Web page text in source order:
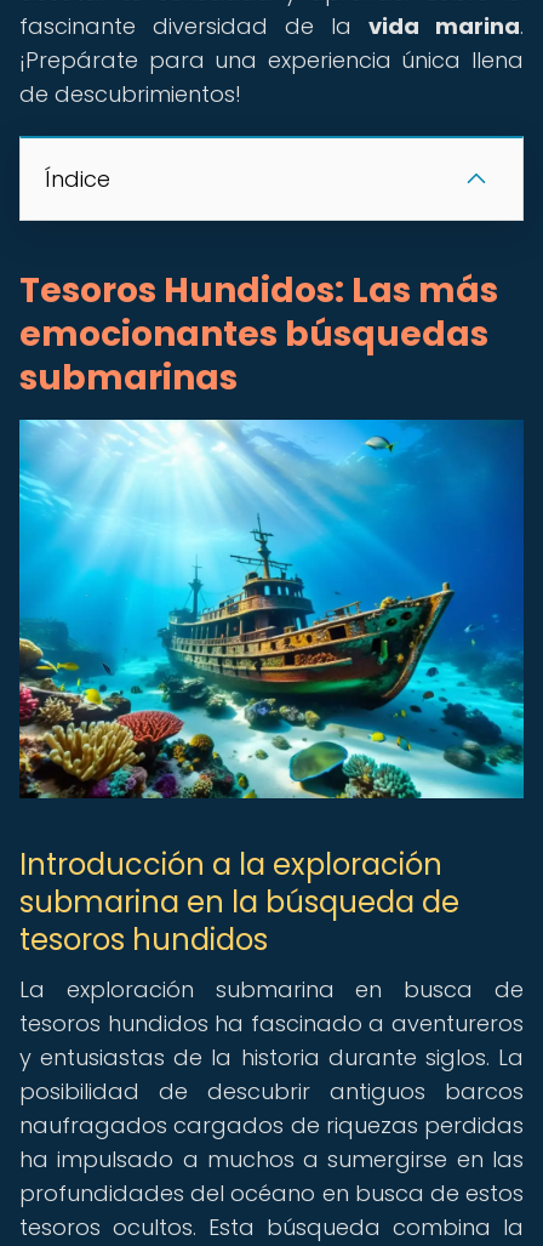
fascinante diversidad de la vida marina.
¡Prepárate para una experiencia única llena
de descubrimientos!
Índice
Tesoros Hundidos: Las más
emocionantes búsquedas
submarinas
Introducción a la exploración
submarina en la búsqueda de
tesoros hundidos
La exploración submarina en busca de
tesoros hundidos ha fascinado a aventureros
y entusiastas de la historia durante siglos. La
posibilidad de descubrir antiguos barcos
naufragados cargados de riquezas perdidas
ha impulsado a muchos a sumergirse en las
profundidades del océano en busca de estos
tesoros ocultos. Esta búsqueda combina la